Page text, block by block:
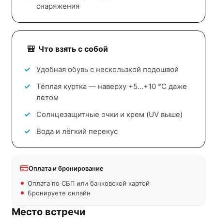
снаряжения
Что взять с собой
Удобная обувь с нескользкой подошвой
Тёплая куртка — наверху +5…+10 °C даже
летом
Солнцезащитные очки и крем (UV выше)
Вода и лёгкий перекус
Оплата и бронирование
Оплата по СБП или банковской картой
Бронируете онлайн
Место встречи